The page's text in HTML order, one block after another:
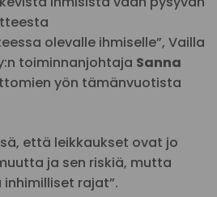
olevalle ihmiselle”, Vailla
toiminnanjohtaja Sanna
yön tämänvuotista
että leikkaukset ovat jo
ja sen riskiä, mutta
rajat”.